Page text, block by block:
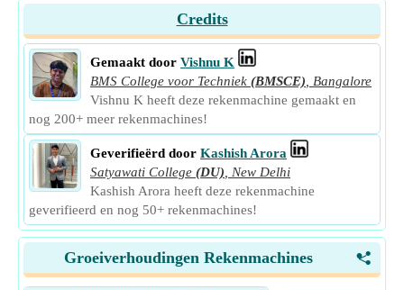
Credits
Gemaakt door Vishnu K
BMS College voor Techniek (BMSCE)
Bangalore
Vishnu K heeft deze rekenmachine gemaakt en
nog 200+ meer rekenmachines!
Geverifieërd door Kashish Arora
Satyawati College (DU)
New Delhi
Kashish Arora heeft deze rekenmachine
geverifieerd en nog 50+ rekenmachines!
<
Groeiverhoudingen Rekenmachines